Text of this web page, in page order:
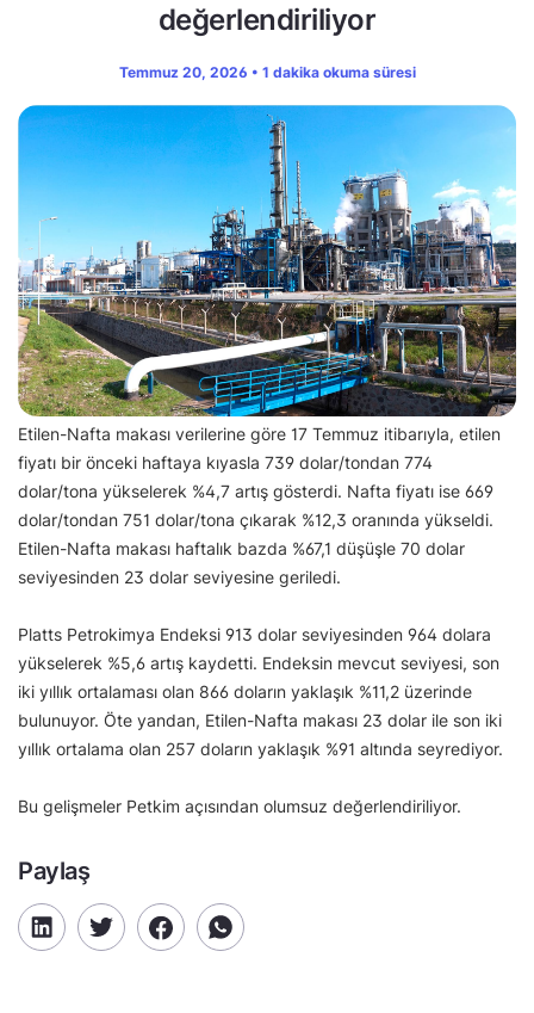
değerlendiriliyor
Temmuz 20, 2026 • 1 dakika okuma süresi
Etilen-Nafta makası verilerine göre 17 Temmuz itibarıyla, etilen
fiyatı bir önceki haftaya kıyasla 739 dolar/tondan 774
dolar/tona yükselerek %4,7 artış gösterdi. Nafta fiyatı ise 669
dolar/tondan 751 dolar/tona çıkarak %12,3 oranında yükseldi.
Etilen-Nafta makası haftalık bazda %67,1 düşüşle 70 dolar
seviyesinden 23 dolar seviyesine geriledi.
Platts Petrokimya Endeksi 913 dolar seviyesinden 964 dolara
yükselerek %5,6 artış kaydetti. Endeksin mevcut seviyesi, son
iki yıllık ortalaması olan 866 doların yaklaşık %11,2 üzerinde
bulunuyor. Öte yandan, Etilen-Nafta makası 23 dolar ile son iki
yıllık ortalama olan 257 doların yaklaşık %91 altında seyrediyor.
Bu gelişmeler Petkim açısından olumsuz değerlendiriliyor.
Paylaş